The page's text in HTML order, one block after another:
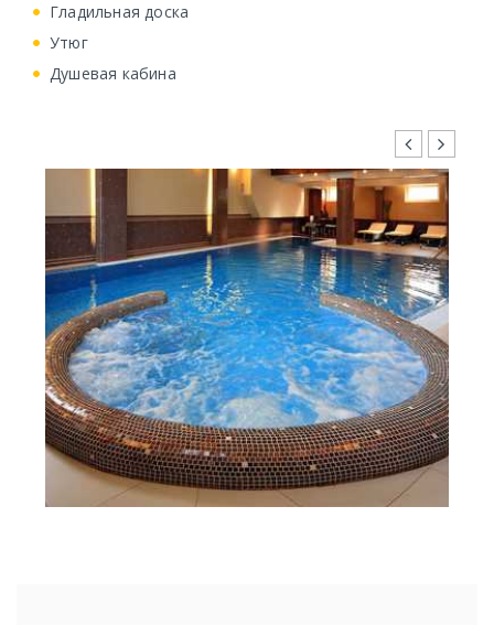
Гладильная доска
Утюг
Душевая кабина